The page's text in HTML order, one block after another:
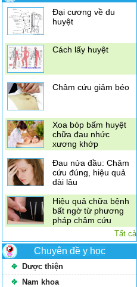
Đại cương về du
huyệt
Cách lấy huyệt
Châm cứu giảm béo
Xoa bóp bấm huyệt
chữa đau nhức
xương khớp
Đau nửa đầu: Châm
cứu đúng, hiệu quả
dài lâu
Hiệu quả chữa bệnh
bất ngờ từ phương
pháp châm cứu
Tất cả
Chuyên đề y học
Dược thiện
Nam khoa